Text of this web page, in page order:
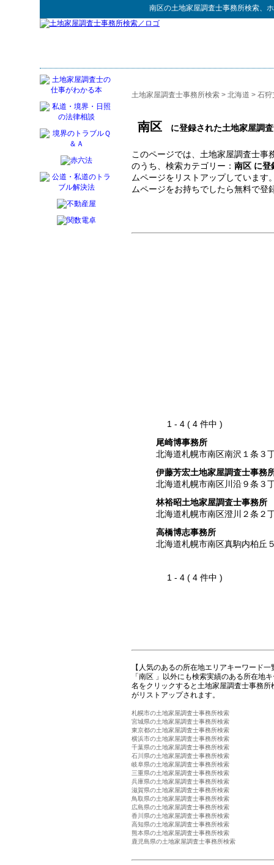
南区の土地家屋調査士事務所検索、
土地家屋調査士事務所検索 > 北海道 > 石狩
南区 に登録された土地家屋調
このページでは、土地家屋調査士事
のうち、検索カテゴリー： 南区 に登
ムページをリストアップしていま
ムページをお持ちでしたら無料で登
1 - 4 ( 4 件中 )
尾崎博事務所
北海道札幌市南区南沢１条３
伊藤芳宏土地家屋調査士事務
北海道札幌市南区川沿９条３
林裕昭土地家屋調査士事務所
北海道札幌市南区澄川２条２
高橋博志事務所
北海道札幌市南区真駒内柏丘
1 - 4 ( 4 件中 )
【人気のあるの所在地エリアキーワード一
「南区 」以外にも検索実績のある所在地
名をクリックすると土地家屋調査士事務
がリストアップされます。
札幌市の土地家屋調査士事務所検索
宮城県の土地家屋調査士事務所検索
東京都の土地家屋調査士事務所検索
横浜市の土地家屋調査士事務所検索
千葉県の土地家屋調査士事務所検索
石川県の土地家屋調査士事務所検索
岐阜県の土地家屋調査士事務所検索
三重県の土地家屋調査士事務所検索
兵庫県の土地家屋調査士事務所検索
滋賀県の土地家屋調査士事務所検索
鳥取県の土地家屋調査士事務所検索
広島県の土地家屋調査士事務所検索
香川県の土地家屋調査士事務所検索
高知県の土地家屋調査士事務所検索
熊本県の土地家屋調査士事務所検索
鹿児島県の土地家屋調査士事務所検索